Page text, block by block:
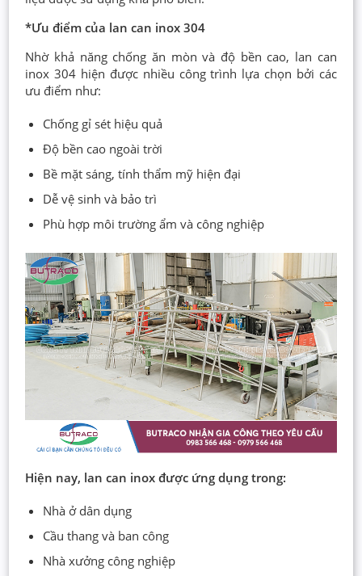
*Ưu điểm của lan can inox 304
Nhờ khả năng chống ăn mòn và độ bền cao, lan can
inox 304 hiện được nhiều công trình lựa chọn bởi các
ưu điểm như:
Chống gỉ sét hiệu quả
Độ bền cao ngoài trời
Bề mặt sáng, tính thẩm mỹ hiện đại
Dễ vệ sinh và bảo trì
Phù hợp môi trường ẩm và công nghiệp
Hiện nay, lan can inox được ứng dụng trong:
Nhà ở dân dụng
Cầu thang và ban công
Nhà xưởng công nghiệp